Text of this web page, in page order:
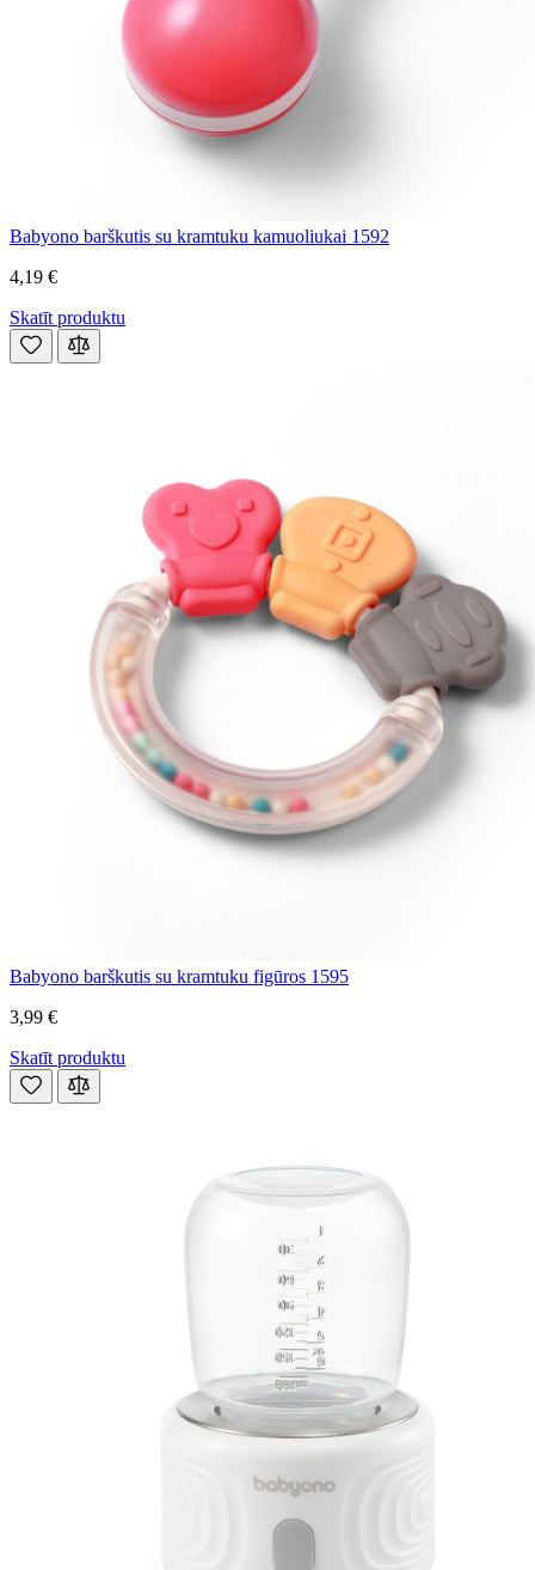
Babyono barškutis su kramtuku kamuoliukai 1592
4,19 €
Skatīt produktu
Babyono barškutis su kramtuku figūros 1595
3,99 €
Skatīt produktu